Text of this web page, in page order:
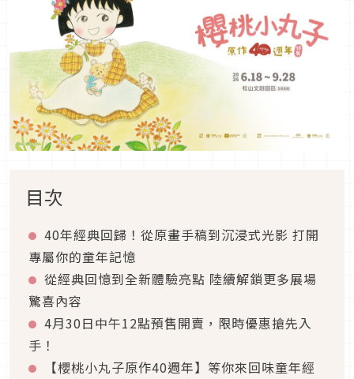
目次
40年經典回歸！從原畫手稿到沉浸式光影 打開
專屬你的童年記憶
從經典回憶到全新體驗亮點 陸續解鎖更多展場
驚喜內容
4月30日中午12點預售開賣，限時優惠搶先入
手！
【櫻桃小丸子原作40週年】等你來回味童年經